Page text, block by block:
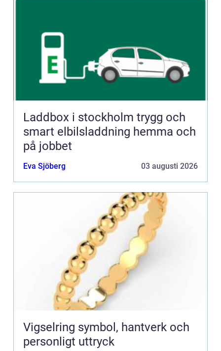
Laddbox i stockholm trygg och
smart elbilsladdning hemma och
på jobbet
Eva Sjöberg 03 augusti 2026
Vigselring symbol, hantverk och
personligt uttryck